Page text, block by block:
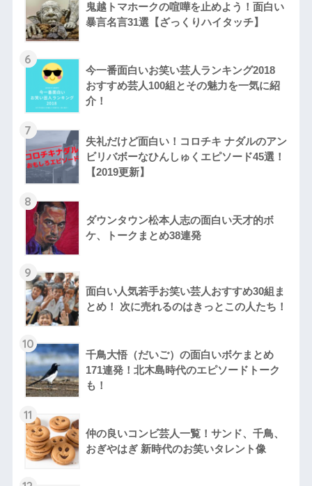
鬼越トマホークの喧嘩を止めよう！面白い
暴言名言31選【ざっくりハイタッチ】
6
今一番面白いお笑い芸人ランキング2018
おすすめ芸人100組とその魅力を一気に紹
介！
7
失礼だけど面白い！コロチキ ナダルのアン
ビリバボーなひんしゅくエピソード45選！
【2019更新】
8
ダウンタウン松本人志の面白い天才的ボ
ケ、トークまとめ38連発
9
面白い人気若手お笑い芸人おすすめ30組ま
とめ！ 次に売れるのはきっとこの人たち！
10
千鳥大悟（だいご）の面白いボケまとめ
171連発！北木島時代のエピソードトーク
も！
11
仲の良いコンビ芸人一覧！サンド、千鳥、
おぎやはぎ 新時代のお笑いタレント像